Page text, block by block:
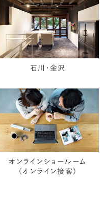
石川・金沢
オンラインショールーム
（オンライン接客）